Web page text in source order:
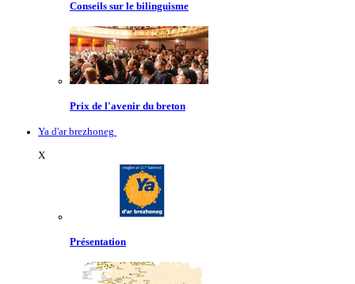
Conseils sur le bilinguisme
Prix de l'avenir du breton
Ya d'ar brezhoneg
X
Présentation